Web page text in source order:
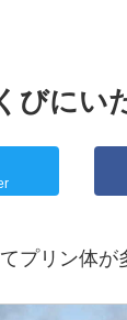
びにい
プリン体が